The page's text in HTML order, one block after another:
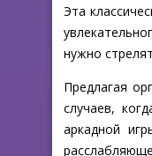
Эта
нужно
Предлагая
случаев,
аркадной